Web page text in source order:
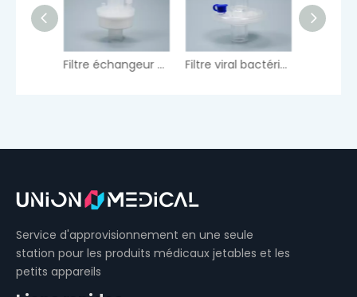
Filtre échangeur d'humidité et de chaleur (HMEF) Filtre viral bactérien avec port d'échantillonnage de gaz
Service d'approvisionnement en une seule
station pour les produits médicaux jetables et les
petits appareils